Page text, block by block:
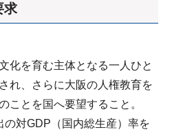
求
化を育む主体となる一人ひと
れ、さらに大阪の人権教育を
ことを国へ要望すること。
の対GDP（国内総生産）率を